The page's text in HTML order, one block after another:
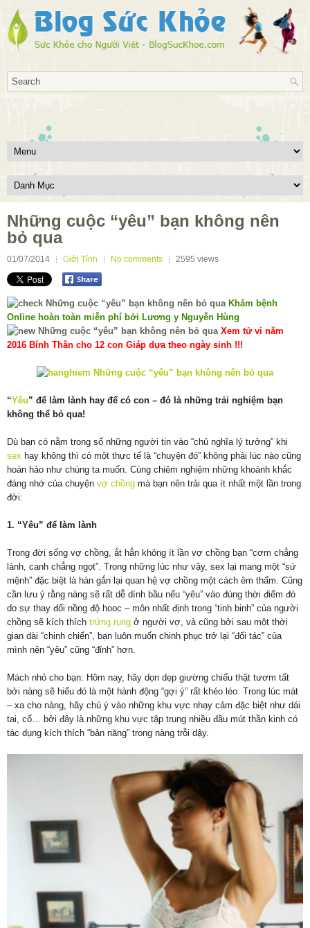
Những cuộc “yêu” bạn không nên
bỏ qua
01/07/2014 Giới Tính No comments 2595 views
Khám bệnh
Online hoàn toàn miễn phí bởi Lương y Nguyễn Hùng
Xem tử vi năm
2016 Bính Thân cho 12 con Giáp dựa theo ngày sinh !!!
“Yêu” để làm lành hay để có con – đó là những trải nghiệm bạn
không thể bỏ qua!
Dù bạn có nằm trong số những người tin vào “chủ nghĩa lý tưởng” khi
sex hay không thì có một thực tế là “chuyện đó” không phải lúc nào cũng
hoàn hảo như chúng ta muốn. Cùng chiêm nghiệm những khoảnh khắc
đáng nhớ của chuyện vợ chồng mà bạn nên trải qua ít nhất một lần trong
đời:
1. “Yêu” để làm lành
Trong đời sống vợ chồng, ắt hẳn không ít lần vợ chồng bạn “cơm chẳng
lành, canh chẳng ngọt”. Trong những lúc như vậy, sex lại mang một “sứ
mệnh” đặc biệt là hàn gắn lại quan hệ vợ chồng một cách êm thấm. Cũng
cần lưu ý rằng nàng sẽ rất dễ dính bầu nếu “yêu” vào đúng thời điểm đó
do sự thay đổi nồng độ hooc – môn nhất định trong “tinh binh” của người
chồng sẽ kích thích trứng rụng ở người vợ, và cũng bởi sau một thời
gian dài “chinh chiến”, bạn luôn muốn chinh phục trở lại “đối tác” của
mình nên “yêu” cũng “đỉnh” hơn.
Mách nhỏ cho bạn: Hôm nay, hãy dọn dẹp giường chiếu thật tươm tất
bởi nàng sẽ hiểu đó là một hành động “gợi ý” rất khéo léo. Trong lúc mát
– xa cho nàng, hãy chú ý vào những khu vực nhạy cảm đặc biệt như dái
tai, cổ… bởi đây là những khu vực tập trung nhiều đầu mút thần kinh có
tác dụng kích thích “bản năng” trong nàng trỗi dậy.